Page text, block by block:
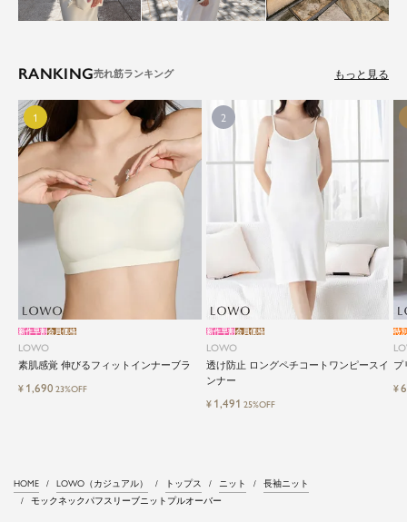
RANKING もっと見る
LOWO
素肌感覚 伸びるフィットインナーブラ
新作早割会員価格
¥ 1,690 23%OFF
LOWO
透け防止 ロングペチコートワンピースイ
ンナー
新作早割会員価格
¥ 1,491 25%OFF
プ
特
¥
HOME LOWO（カジュアル） トップス ニット
長袖ニット
モックネックパフスリーブニットプルオーバー